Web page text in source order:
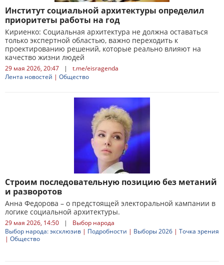
Институт социальной архитектуры определил
приоритеты работы на год
Кириенко: Социальная архитектура не должна оставаться
только экспертной областью, важно переходить к
проектированию решений, которые реально влияют на
качество жизни людей
29 мая 2026, 20:47 |
t.me/eisragenda
Лента новостей | Общество
Строим последовательную позицию без метаний
и разворотов
Анна Федорова – о предстоящей электоральной кампании в
логике социальной архитектуры.
29 мая 2026, 14:50 |
Выбор народа
Выбор народа: эксклюзив | Подробности | Выборы 2026 | Точка зрения
| Общество